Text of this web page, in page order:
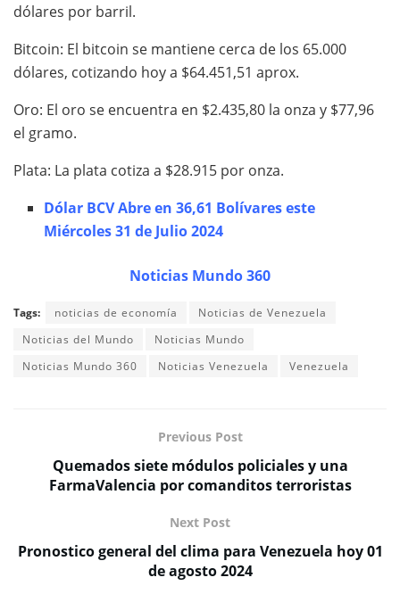
dólares por barril.
Bitcoin: El bitcoin se mantiene cerca de los 65.000
dólares, cotizando hoy a $64.451,51 aprox.
Oro: El oro se encuentra en $2.435,80 la onza y $77,96
el gramo.
Plata: La plata cotiza a $28.915 por onza.
Dólar BCV Abre en 36,61 Bolívares este
Miércoles 31 de Julio 2024
Noticias Mundo 360
Tags: noticias de economía
Noticias de Venezuela
Noticias del Mundo
Noticias Mundo
Noticias Mundo 360
Noticias Venezuela Venezuela
Previous Post
Quemados siete módulos policiales y una
FarmaValencia por comanditos terroristas
Next Post
Pronostico general del clima para Venezuela hoy 01
de agosto 2024